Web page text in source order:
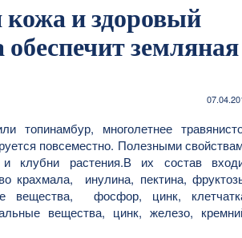
кожа и здоровый
обеспечит земляная
топинамбур, многолетнее
повсеместно. Полезными
клубни растения.В их состав
крахмала, инулина, пектина,
вещества, фосфор, цинк,
вещества, цинк, железо,